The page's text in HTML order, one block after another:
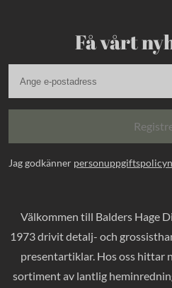
Få vårt
Jag godkänner personuppgiftspolicyn
Välkommen till Balders Hage
1973 drivit detalj- och
presentartiklar. Hos oss hittar
sortiment av lantlig